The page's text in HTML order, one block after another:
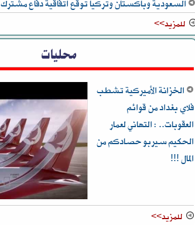
السعودية وباكستان وتركيا توقع اتفاقية دفاع مشترك
للمزيد>>
محليات
الخزانة الأميركية تشطب
فلاي بغداد من قوائم
العقوبات.. : التهاني لعمار
الحكيم سيربو حصادكم من
المال !!!
للمزيد>>